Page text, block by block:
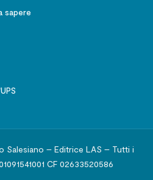
sapere
– Editrice LAS – Tutti i
CF 02633520586